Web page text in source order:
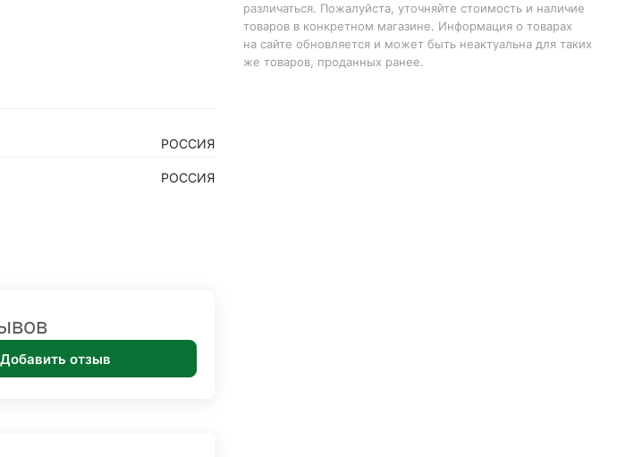
РОССИЯ
РОССИЯ
Добавить отзыв
различаться. Пожалуйста, уточняйте стоимость и наличие
товаров в конкретном магазине. Информация о товарах
на сайте обновляется и может быть неактуальна для таких
же товаров, проданных ранее.